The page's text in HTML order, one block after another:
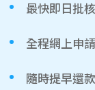
最快即日批核
全程網上申
隨時提早還